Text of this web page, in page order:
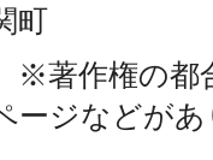
町
※著作権の都
ージなどが